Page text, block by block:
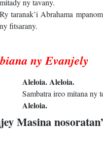
mitady ny tavany.
Ry taranak’i Abrahama
ny fitsarany.
ny Evanjely
Aleloia. Aleloia.
Sambatra ireo mitana ny
Aleloia.
Masina